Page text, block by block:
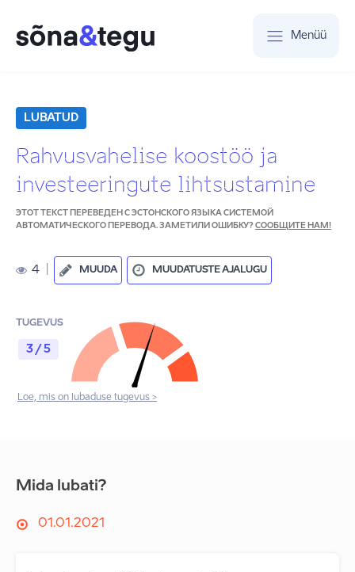
Menüü
LUBATUD
Rahvusvahelise koostöö ja
investeeringute lihtsustamine
ЭТОТ ТЕКСТ ПЕРЕВЕДЕН С ЭСТОНСКОГО ЯЗЫКА СИСТЕМОЙ
АВТОМАТИЧЕСКОГО ПЕРЕВОДА. ЗАМЕТИЛИ ОШИБКУ? СООБЩИТЕ НАМ!
4 MUUDA MUUDATUSTE AJALUGU
TUGEVUS
3 / 5
Loe, mis on lubaduse tugevus >
Mida lubati?
01.01.2021